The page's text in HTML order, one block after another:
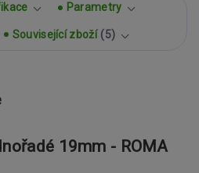
Parametry
Související zboží 5
19mm - ROMA